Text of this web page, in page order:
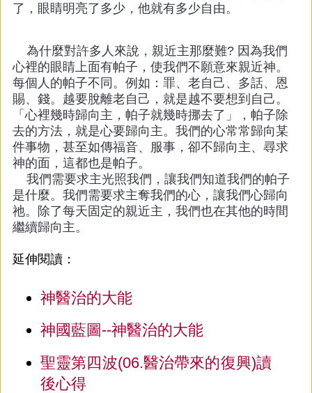
了，眼睛明亮了多少，他就有多少自由。
為什麼對許多人來說，親近主那麼難? 因為我們
心裡的眼睛上面有帕子，使我們不願意來親近神。
每個人的帕子不同。例如：罪、老自己、多話、恩
賜、錢。越要脫離老自己，就是越不要想到自己。
「心裡幾時歸向主，帕子就幾時挪去了」，帕子除
去的方法，就是心要歸向主。我們的心常常歸向某
件事物，甚至如傳福音、服事，卻不歸向主、尋求
神的面，這都也是帕子。
我們需要求主光照我們，讓我們知道我們的帕子
是什麼。我們需要求主奪我們的心，讓我們心歸向
祂。除了每天固定的親近主，我們也在其他的時間
繼續歸向主。
延伸閱讀：
神醫治的大能
神國藍圖--神醫治的大能
聖靈第四波(06.醫治帶來的復興)讀
後心得